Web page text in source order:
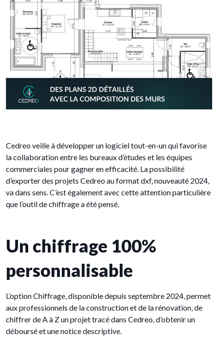
Cedreo veille à développer un logiciel tout-en-un qui favorise
la collaboration entre les bureaux d’études et les équipes
commerciales pour gagner en efficacité. La possibilité
d’exporter des projets Cedreo au format dxf, nouveauté 2024,
va dans sens. C’est également avec cette attention particulière
que l’outil de chiffrage a été pensé.
Un chiffrage 100%
personnalisable
L’option Chiffrage, disponible depuis septembre 2024, permet
aux professionnels de la construction et de la rénovation, de
chiffrer de A à Z un projet tracé dans Cedreo, d’obtenir un
déboursé et une notice descriptive.